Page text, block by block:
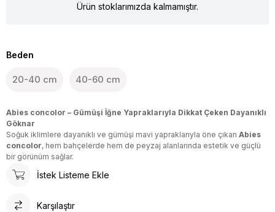
Ürün stoklarımızda kalmamıştır.
Beden
20-40 cm 40-60 cm
Abies concolor – Gümüşi İğne Yapraklarıyla Dikkat Çeken Dayanıklı
Göknar
Soğuk iklimlere dayanıklı ve gümüşi mavi yapraklarıyla öne çıkan Abies
concolor, hem bahçelerde hem de peyzaj alanlarında estetik ve güçlü
bir görünüm sağlar.
İstek Listeme Ekle
Karşılaştır